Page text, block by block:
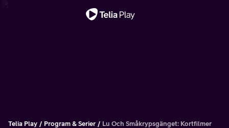
Telia Play Program & Serier Lu Och Småkrypsgänget: Kortfilmer